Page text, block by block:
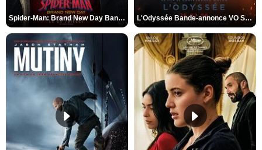
Spider-Man: Brand New Day Bande-annonce VO STFR L'Odyssée Bande-annonce VO STFR